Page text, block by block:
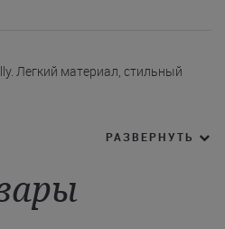
Легкий материал, стильный
Ваш летний образ. Купить
доставку во Львов, Ровно,
РАЗВЕРНУТЬ